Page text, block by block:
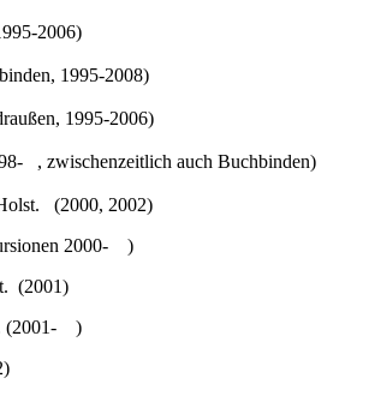
2006)
1995-2008)
1995-2006)
, zwischenzeitlich auch Buchbinden)
(2000, 2002)
2000- )
(2001)
(2001- )